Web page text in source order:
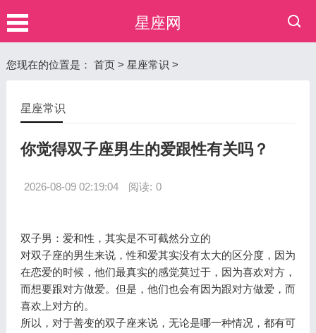
星座网
您现在的位置是： 首页> 星座常识 >
星座常识
你觉得双子座男生的爱跟性有关吗？
2026-08-09 02:19:04 阅读: 0
双子男：爱和性，其实是不可截然分立的
对双子座的男生来说，性和爱其实没有太大的区分度，因为
在恋爱的时候，他们最真实的感觉莫过于，因为喜欢对方，
而想要跟对方做爱。但是，他们也会有因为跟对方做爱，而
喜欢上对方的。
所以，对于善变的双子座来说，无论是哪一种情况，都有可